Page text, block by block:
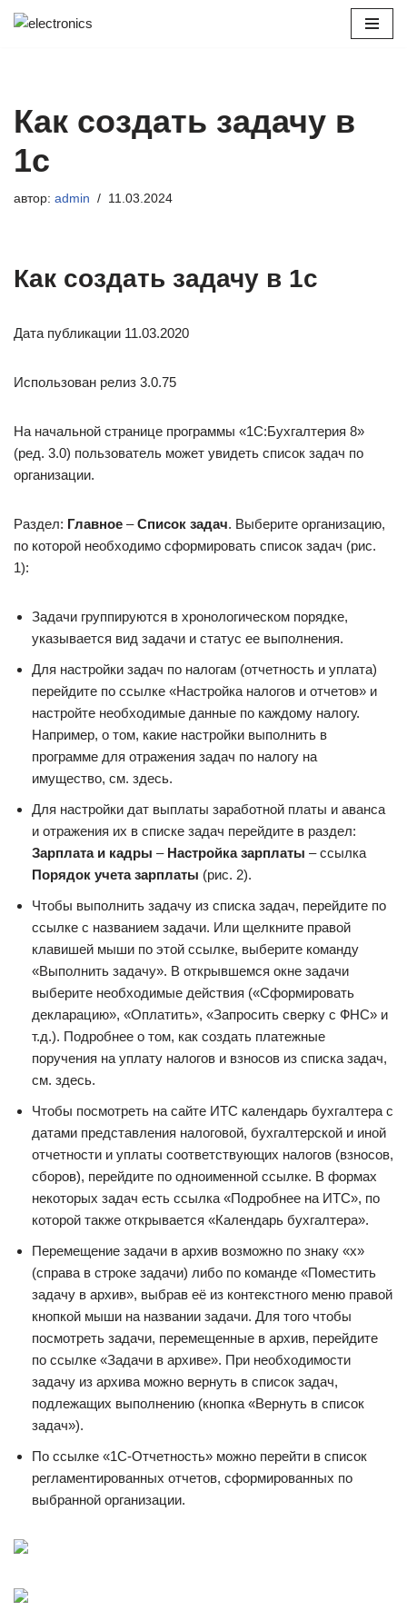
Как создать задачу в
1с
автор: admin 11.03.2024
Как создать задачу в 1с
Дата публикации 11.03.2020
Использован релиз 3.0.75
На начальной странице программы «1С:Бухгалтерия 8»
(ред. 3.0) пользователь может увидеть список задач по
организации.
Раздел: Главное –Список задач. Выберите организацию,
по которой необходимо сформировать список задач (рис.
1):
Задачи группируются в хронологическом порядке,
указывается вид задачи и статус ее выполнения.
Для настройки задач по налогам (отчетность и уплата)
перейдите по ссылке «Настройка налогов и отчетов» и
настройте необходимые данные по каждому налогу.
Например, о том, какие настройки выполнить в
программе для отражения задач по налогу на
имущество, см. здесь.
Для настройки дат выплаты заработной платы и аванса
и отражения их в списке задач перейдите в раздел:
Зарплата и кадры – Настройка зарплаты – ссылка
Порядок учета зарплаты (рис. 2).
Чтобы выполнить задачу из списка задач, перейдите по
ссылке с названием задачи. Или щелкните правой
клавишей мыши по этой ссылке, выберите команду
«Выполнить задачу». В открывшемся окне задачи
выберите необходимые действия («Сформировать
декларацию», «Оплатить», «Запросить сверку с ФНС» и
т.д.). Подробнее о том, как создать платежные
поручения на уплату налогов и взносов из списка задач,
см. здесь.
Чтобы посмотреть на сайте ИТС календарь бухгалтера с
датами представления налоговой, бухгалтерской и иной
отчетности и уплаты соответствующих налогов (взносов,
сборов), перейдите по одноименной ссылке. В формах
некоторых задач есть ссылка «Подробнее на ИТС», по
которой также открывается «Календарь бухгалтера».
Перемещение задачи в архив возможно по знаку «х»
(справа в строке задачи) либо по команде «Поместить
задачу в архив», выбрав её из контекстного меню правой
кнопкой мыши на названии задачи. Для того чтобы
посмотреть задачи, перемещенные в архив, перейдите
по ссылке «Задачи в архиве». При необходимости
задачу из архива можно вернуть в список задач,
подлежащих выполнению (кнопка «Вернуть в список
задач»).
По ссылке «1С-Отчетность» можно перейти в список
регламентированных отчетов, сформированных по
выбранной организации.